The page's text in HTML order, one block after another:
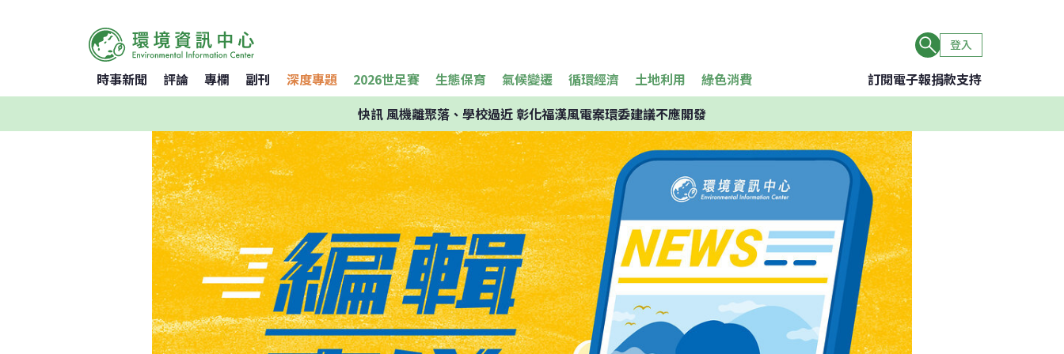
登入
時事新聞 評論 專欄 副刊 深度專題 2026世足賽 生態保育 氣候變遷 循環經濟 土地利用 綠色消費 訂閱電子報捐款支持
快訊風機離聚落、學校過近 彰化福漢風電案環委建議不應開發